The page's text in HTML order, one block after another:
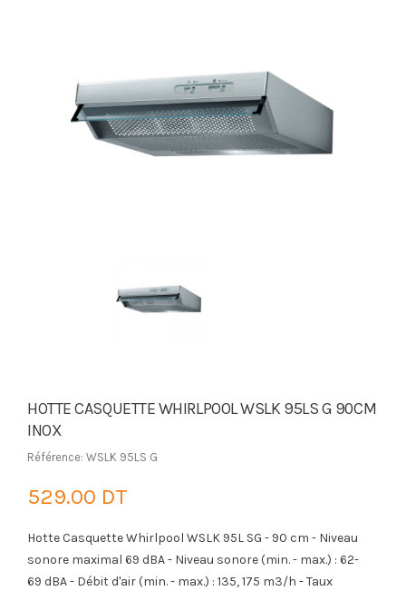
HOTTE CASQUETTE WHIRLPOOL WSLK 95LS G 90CM
INOX
Référence: WSLK 95LS G
529.00 DT
Hotte Casquette Whirlpool WSLK 95L SG - 90 cm - Niveau
sonore maximal 69 dBA - Niveau sonore (min. - max.) : 62-
69 dBA - Débit d'air (min. - max.) : 135, 175 m3/h - Taux